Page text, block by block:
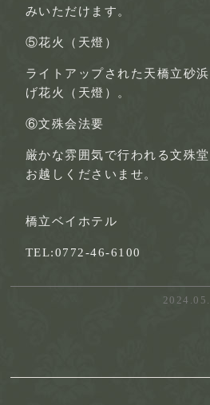
みいただけます。
⑤花火（天燈）
ライトアップされた天橋立砂
げ花火（天燈）。
⑥文殊会法要
厳かな雰囲気で行われる文殊
お越しくださいませ。
橋立ベイホテル
TEL:0772-46-6100